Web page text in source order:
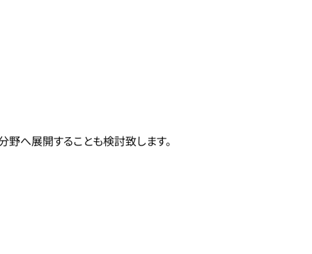
野へ展開することも検討致します。